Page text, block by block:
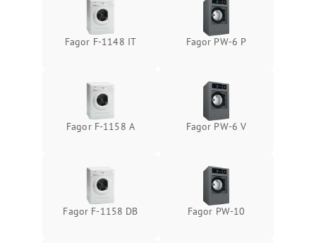
Fagor F-1148 IT Fagor PW-6 P
Fagor F-1158 A Fagor PW-6 V
Fagor F-1158 DB Fagor PW-10